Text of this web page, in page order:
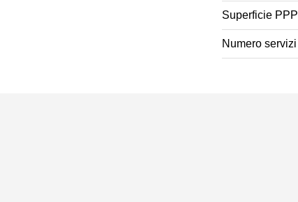
Superficie PPP
Numero servizi